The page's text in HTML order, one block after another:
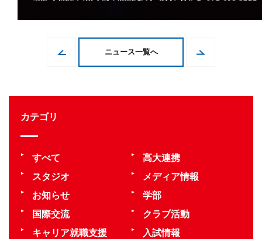
ニュース一覧へ
カテゴリ
すべて
高大連携
スタジオ
メディア情報
お知らせ
学部
国際交流
クラブ活動
キャリア就職支援
入試情報